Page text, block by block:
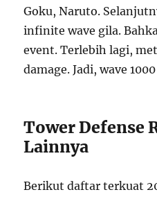
Goku, Naruto.
infinite wave gila.
event. Terlebih lagi,
damage. Jadi, wave
Tower Defense
Lainnya
Berikut daftar terkuat